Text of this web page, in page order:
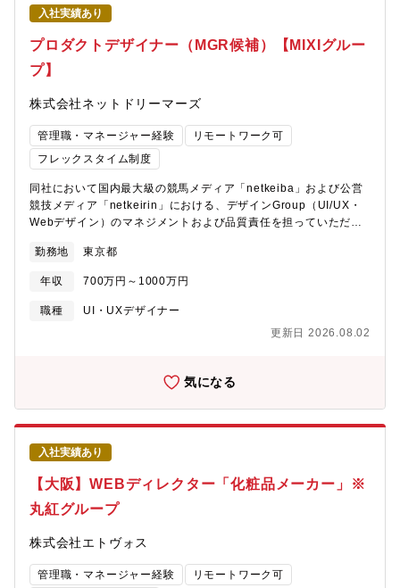
入社実績あり
プロダクトデザイナー（MGR候補）【MIXIグルー
プ】
株式会社ネットドリーマーズ
管理職・マネージャー経験
リモートワーク可
フレックスタイム制度
同社において国内最大級の競馬メディア「netkeiba」および公営
競技メディア「netkeirin」における、デザインGroup（UI/UX・
Webデザイン）のマネジメントおよび品質責任を担っていただき
インやWebデザイン領域も含めたクリエイティブ全体の監修・意
思決定を行い、プロダクト体験の価値最大化を推進していただき
ます。【職務内容】■組織マネジメント-デザイングループ（UI
/UX・Webデザイン領域）の統括と、メンバーの育成・評価・役
応-社員 / 委託の業務バランス調整および内製化推進-他グループ
戦略・品質責任-UXとビジュアルを統合したデザイン戦略の策定と
実行-デザインガイドライン・デザインシステム・標準コンポーネ
ントの整備と運用-各事業チームに適用できるトンマナの設計およ
びブランド表現の統一-ビジュアル品質とユーザー体験の両面から
プロダクト全体のデザイン品質責任を担う■プロダクト・クリエイ
ティブ推進-PdMやエンジニアと連携した要件定義・体験設計のリ
ード-UIデザインおよびWebデザインのディレクションと最終レビ
ュー、重要案件のクリエイティブ監修-複数プロジェクトの優先順
位設計とリソースマネジメント、事業別チームへの効率的な配置-
横断コミュニケーション-エンジニア / 企画 / マーケティングとの
連携強化と、デザイン価値を組織全体に浸透させる活動-制作部長
やHRBP担当と協働し、デザインGのペルソナ設計や採用ブランデ
勤務地 東京都
年収 700万円～1000万円
職種
UI・UXデザイナー
更新日 2026.08.02
気になる
入社実績あり
【大阪】WEBディレクター「化粧品メーカー」※
丸紅グループ
株式会社エトヴォス
管理職・マネージャー経験
リモートワーク可